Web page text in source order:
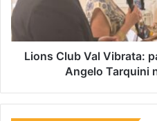
Lions Club Val Vibrata:
Angelo Tarquini